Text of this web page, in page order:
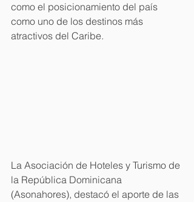
como el posicionamiento del país
como uno de los destinos más
atractivos del Caribe.
La Asociación de Hoteles y Turismo de
la República Dominicana
(Asonahores), destacó el aporte de las